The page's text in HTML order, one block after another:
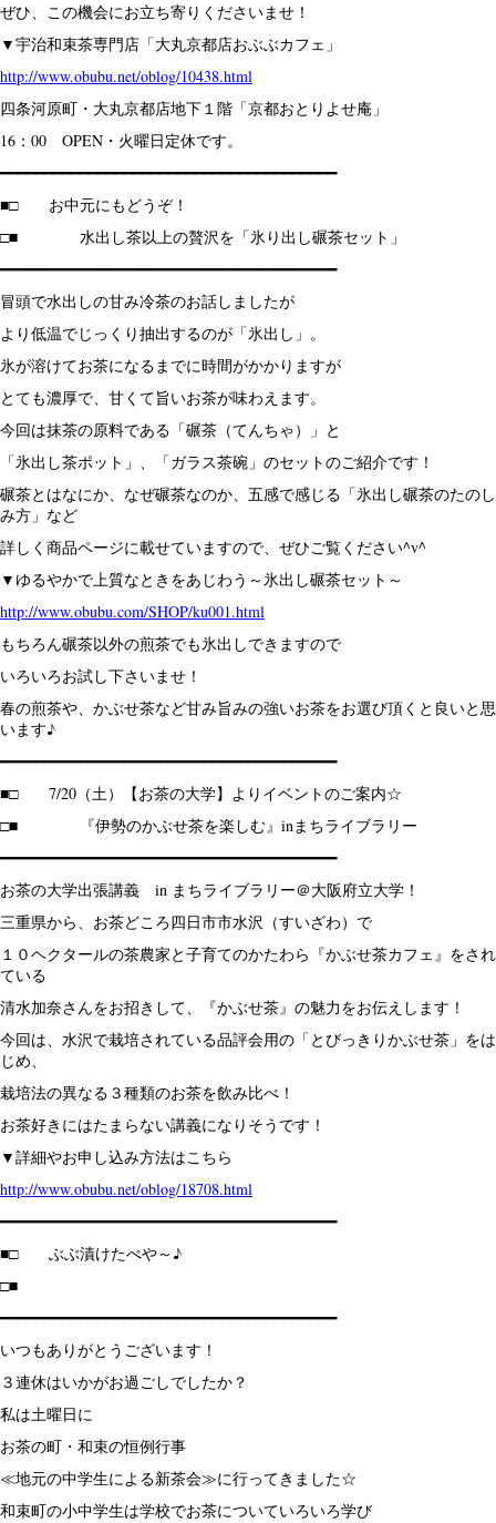
ぜひ、この機会にお立ち寄りくださいませ！
▼宇治和束茶専門店「大丸京都店おぶぶカフェ」
http://www.obubu.net/oblog/10438.html
四条河原町・大丸京都店地下１階「京都おとりよせ庵」
16：00 OPEN・火曜日定休です。
━━━━━━━━━━━━━━━━━━━━━━━━━━━━━━━━━━━━━━
■□ お中元にもどうぞ！
□■ 水出し茶以上の贅沢を「氷り出し碾茶セット」
━━━━━━━━━━━━━━━━━━━━━━━━━━━━━━━━━━━━━━
冒頭で水出しの甘み冷茶のお話しましたが
より低温でじっくり抽出するのが「氷出し」。
氷が溶けてお茶になるまでに時間がかかりますが
とても濃厚で、甘くて旨いお茶が味わえます。
今回は抹茶の原料である「碾茶（てんちゃ）」と
「氷出し茶ポット」、「ガラス茶碗」のセットのご紹介です！
碾茶とはなにか、なぜ碾茶なのか、五感で感じる「氷出し碾茶のたのし
み方」など
詳しく商品ページに載せていますので、ぜひご覧ください^v^
▼ゆるやかで上質なときをあじわう～氷出し碾茶セット～
http://www.obubu.com/SHOP/ku001.html
もちろん碾茶以外の煎茶でも氷出しできますので
いろいろお試し下さいませ！
春の煎茶や、かぶせ茶など甘み旨みの強いお茶をお選び頂くと良いと思
います♪
━━━━━━━━━━━━━━━━━━━━━━━━━━━━━━━━━━━━━━
■□ 7/20（土）【お茶の大学】よりイベントのご案内☆
□■ 『伊勢のかぶせ茶を楽しむ』inまちライブラリー
━━━━━━━━━━━━━━━━━━━━━━━━━━━━━━━━━━━━━━
お茶の大学出張講義 in まちライブラリー＠大阪府立大学！
三重県から、お茶どころ四日市市水沢（すいざわ）で
１０ヘクタールの茶農家と子育てのかたわら『かぶせ茶カフェ』をされ
ている
清水加奈さんをお招きして、『かぶせ茶』の魅力をお伝えします！
今回は、水沢で栽培されている品評会用の「とびっきりかぶせ茶」をは
じめ、
栽培法の異なる３種類のお茶を飲み比べ！
お茶好きにはたまらない講義になりそうです！
▼詳細やお申し込み方法はこちら
http://www.obubu.net/oblog/18708.html
━━━━━━━━━━━━━━━━━━━━━━━━━━━━━━━━━━━━━━
■□ ぶぶ漬けたべや～♪
□■
━━━━━━━━━━━━━━━━━━━━━━━━━━━━━━━━━━━━━━
いつもありがとうございます！
３連休はいかがお過ごしでしたか？
私は土曜日に
お茶の町・和束の恒例行事
≪地元の中学生による新茶会≫に行ってきました☆
和束町の小中学生は学校でお茶についていろいろ学び